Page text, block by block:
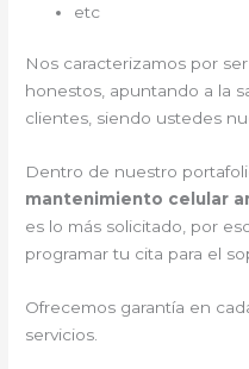
etc
Nos caracterizamos por
honestos, apuntando a la
clientes, siendo ustedes
Dentro de nuestro
mantenimiento celular
es lo más solicitado, por
programar tu cita para el
Ofrecemos garantía en
servicios.